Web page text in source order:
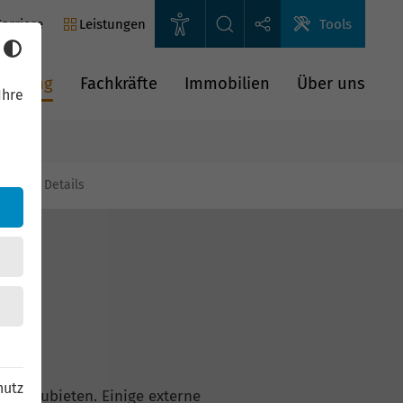
Leistungen Tools
Fachkräfte Immobilien Über uns
Details
anzubieten. Einige externe